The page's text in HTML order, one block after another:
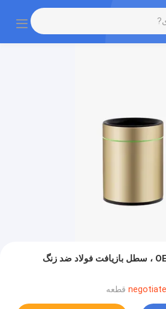
سطل آشغال پدال پا OEM ، سطل بازیافت فولاد ضد زنگ